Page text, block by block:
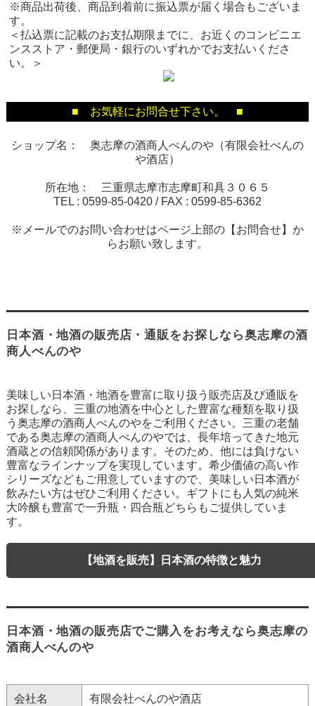
※商品出荷後、商品到着前に振込票が届く場合もございま
す。
＜払込票に記載のお支払期限までに、お近くのコンビニエ
ンスストア・郵便局・銀行のいずれかでお支払いくださ
い。＞
■ お気軽にお問合せ下さい。 ■
ショップ名： 奥志摩の酒商人べんのや（有限会社べんの
や酒店）
所在地： 三重県志摩市志摩町和具３０６５
TEL : 0599-85-0420 / FAX : 0599-85-6362
※メールでのお問い合わせはページ上部の【お問合せ】か
らお願い致します。
日本酒・地酒の販売店・通販をお探しなら奥志摩の酒
商人べんのや
美味しい日本酒・地酒を豊富に取り扱う販売店及び通販を
お探しなら、三重の地酒を中心とした豊富な種類を取り扱
う奥志摩の酒商人べんのやをご利用ください。三重の老舗
である奥志摩の酒商人べんのやでは、長年培ってきた地元
酒蔵との信頼関係があります。そのため、他には負けない
豊富なラインナップを実現しています。希少価値の高い作
シリーズなどもご用意していますので、美味しい日本酒が
飲みたい方はぜひご利用ください。ギフトにも人気の純米
大吟醸も豊富で一升瓶・四合瓶どちらもご提供していま
す。
【地酒を販売】日本酒の特徴と魅力
日本酒・地酒の販売店でご購入をお考えなら奥志摩の
酒商人べんのや
会社名 有限会社べんのや酒店